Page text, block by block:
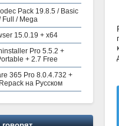
Pack 19.8.5 / Basic
Full / Mega
15.0.19 + x64
Pro 5.5.2 +
+ 2.7 Free
365 Pro 8.0.4.732 +
на Русском